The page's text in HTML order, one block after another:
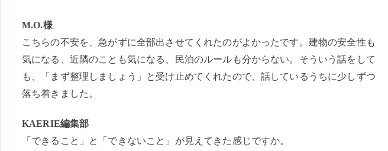
M.O.様
こちらの不安を、急がずに全部出させてくれたのがよかったです。建物の安全性も
気になる、近隣のことも気になる、民泊のルールも分からない。そういう話をして
も、「まず整理しましょう」と受け止めてくれたので、話しているうちに少しずつ
落ち着きました。
KAERIE編集部
「できること」と「できないこと」が見えてきた感じですか。